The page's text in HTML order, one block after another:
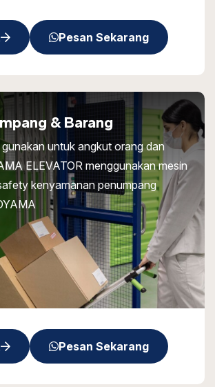
Pesan Sekarang
Pesan Sekarang
& Barang
gunakan untuk angkut orang dan
ELEVATOR menggunakan mesin
kenyamanan penumpang